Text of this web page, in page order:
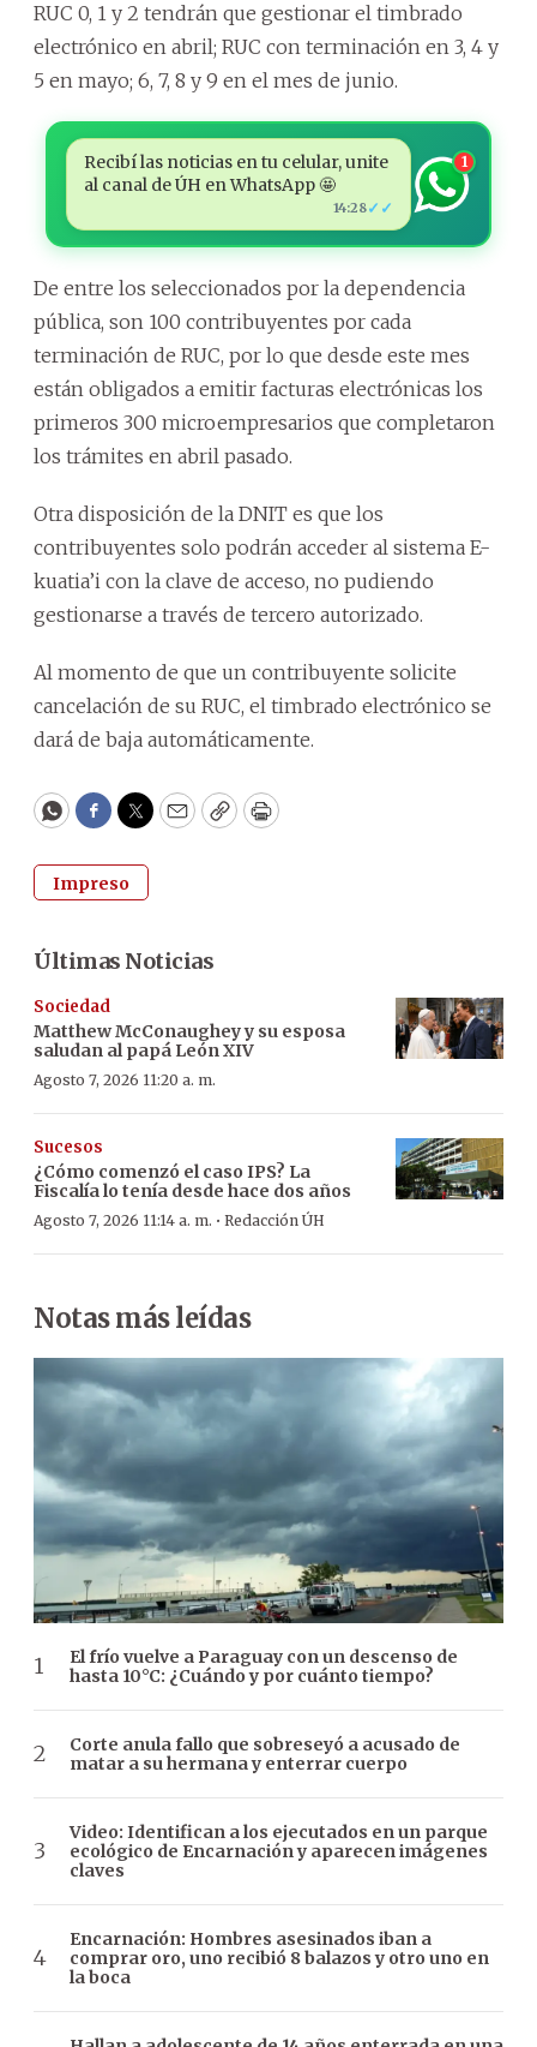
RUC 0, 1 y 2 tendrán que gestionar el timbrado
electrónico en abril; RUC con terminación en 3, 4 y
5 en mayo; 6, 7, 8 y 9 en el mes de junio.
Recibí las noticias en tu celular, unite
al canal de ÚH en WhatsApp 🤩
14:28✓✓
1
De entre los seleccionados por la dependencia
pública, son 100 contribuyentes por cada
terminación de RUC, por lo que desde este mes
están obligados a emitir facturas electrónicas los
primeros 300 microempresarios que completaron
los trámites en abril pasado.
Otra disposición de la DNIT es que los
contribuyentes solo podrán acceder al sistema E-
kuatia’i con la clave de acceso, no pudiendo
gestionarse a través de tercero autorizado.
Al momento de que un contribuyente solicite
cancelación de su RUC, el timbrado electrónico se
dará de baja automáticamente.
WhatsApp
Facebook
Twitter
EmailCopyPrint
Impreso
Últimas Noticias
Sociedad
Matthew McConaughey y su esposa
saludan al papá León XIV
Agosto 7, 2026 11:20 a. m.
Sucesos
¿Cómo comenzó el caso IPS? La
Fiscalía lo tenía desde hace dos años
Agosto 7, 2026 11:14 a. m. · Redacción ÚH
Notas más leídas
El frío vuelve a Paraguay con un descenso de
hasta 10°C: ¿Cuándo y por cuánto tiempo?
Corte anula fallo que sobreseyó a acusado de
matar a su hermana y enterrar cuerpo
Video: Identifican a los ejecutados en un parque
ecológico de Encarnación y aparecen imágenes
claves
Encarnación: Hombres asesinados iban a
comprar oro, uno recibió 8 balazos y otro uno en
la boca